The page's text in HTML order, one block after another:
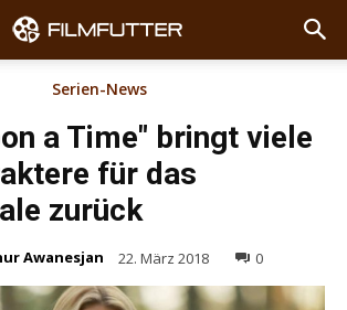
Serien-News
a Time" bringt viele
für das
zurück
Awanesjan 22. März 2018 0